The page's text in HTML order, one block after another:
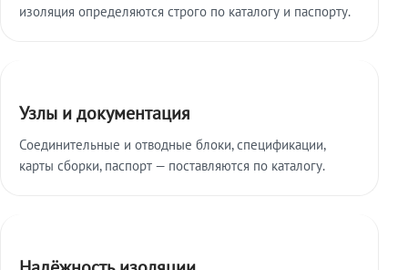
изоляция определяются строго по каталогу и паспорту.
Узлы и документация
Соединительные и отводные блоки, спецификации,
карты сборки, паспорт — поставляются по каталогу.